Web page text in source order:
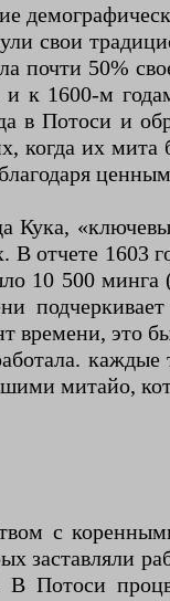
свои
почти 50%
и к 1600-м
в Потоси и
когда их
Кука,
отчете 1603
10 500
времени, это
митайо,
с
заставляли
Потоси